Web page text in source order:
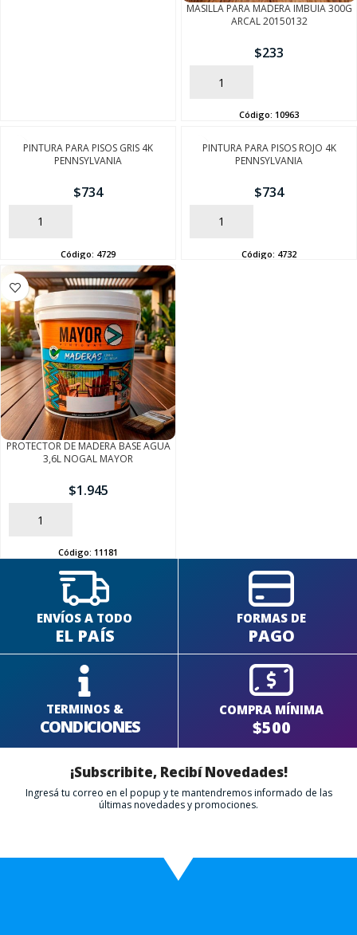
MASILLA PARA MADERA IMBUIA 300G
ARCAL 20150132
$233
AÑADIR
Código: 10963
PINTURA PARA PISOS GRIS 4K
PENNSYLVANIA
$734
AÑADIR
Código: 4729
PINTURA PARA PISOS ROJO 4K
PENNSYLVANIA
$734
AÑADIR
Código: 4732
PROTECTOR DE MADERA BASE AGUA
3,6L NOGAL MAYOR
$1.945
AÑADIR
Código: 11181
ENVÍOS A TODO
EL PAÍS
FORMAS DE
PAGO
TERMINOS &
CONDICIONES
COMPRA MÍNIMA
$500
¡Subscribite, Recibí Novedades!
Ingresá tu correo en el popup y te mantendremos informado de las
últimas novedades y promociones.
FINALIZÁ TU COMPRA